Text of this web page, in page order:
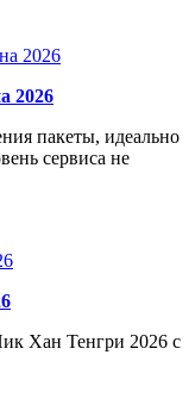
2026
пакеты, идеально
сервиса не
Хан Тенгри 2026 с